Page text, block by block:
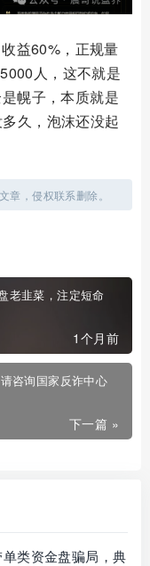
益60%，正规量
人，这不就是
幌子，本质就是
久，泡沫还没起
章，侵权联系删除。
老韭菜，注定短命
1个月前
咨询国家反诈中心
下一篇 »
单类资金盘骗局，典